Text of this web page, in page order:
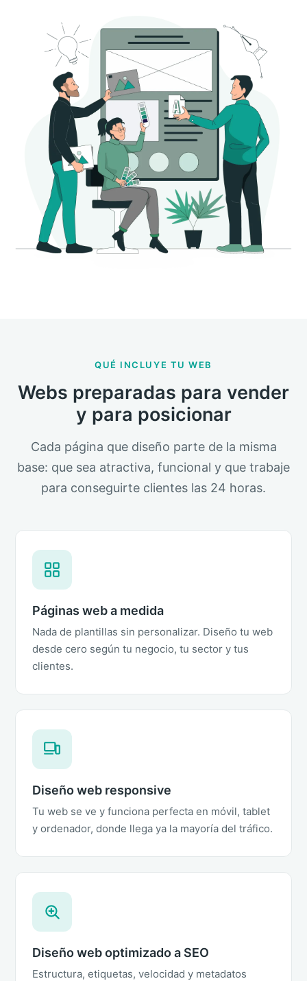
QUÉ INCLUYE TU WEB
Webs preparadas para vender
y para posicionar
Cada página que diseño parte de la misma
base: que sea atractiva, funcional y que trabaje
para conseguirte clientes las 24 horas.
Páginas web a medida
Nada de plantillas sin personalizar. Diseño tu web
desde cero según tu negocio, tu sector y tus
clientes.
Diseño web responsive
Tu web se ve y funciona perfecta en móvil, tablet
y ordenador, donde llega ya la mayoría del tráfico.
Diseño web optimizado a SEO
Estructura, etiquetas, velocidad y metadatos